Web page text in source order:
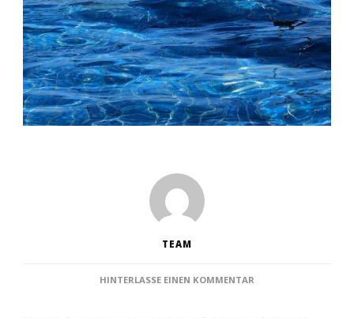
TEAM
HINTERLASSE EINEN KOMMENTAR